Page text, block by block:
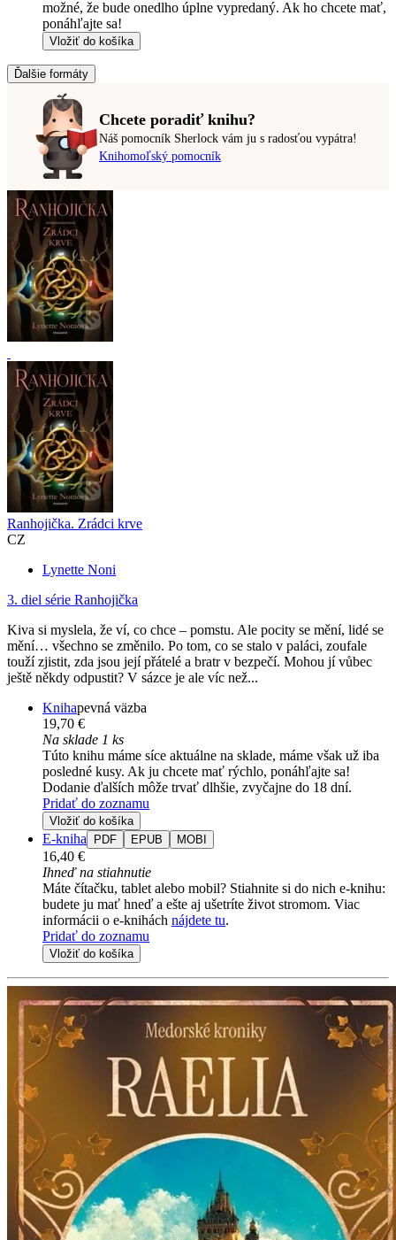
možné, že bude onedlho úplne vypredaný. Ak ho chcete mať,
ponáhľajte sa!
Vložiť do košíka
Ďalšie formáty
Chcete poradiť knihu?
Náš pomocník Sherlock vám ju s radosťou vypátra!
Knihomoľský pomocník
Ranhojička. Zrádci krve
CZ
Lynette Noni
3. diel série Ranhojička
Kiva si myslela, že ví, co chce – pomstu. Ale pocity se mění, lidé se
mění… všechno se změnilo. Po tom, co se stalo v paláci, zoufale
touží zjistit, zda jsou její přátelé a bratr v bezpečí. Mohou jí vůbec
ještě někdy odpustit? V sázce je ale víc než...
Knihapevná väzba
19,70 €
Na sklade 1 ks
Túto knihu máme síce aktuálne na sklade, máme však už iba
posledné kusy. Ak ju chcete mať rýchlo, ponáhľajte sa!
Dodanie ďalších môže trvať dlhšie, zvyčajne do 18 dní.
Pridať do zoznamu
Vložiť do košíka
E-kniha PDF EPUB MOBI
16,40 €
Ihneď na stiahnutie
Máte čítačku, tablet alebo mobil? Stiahnite si do nich e-knihu:
budete ju mať hneď a ešte aj ušetríte život stromom. Viac
informácii o e-knihách nájdete tu.
Pridať do zoznamu
Vložiť do košíka